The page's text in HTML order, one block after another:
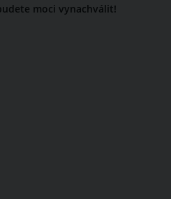
moci vynachválit!